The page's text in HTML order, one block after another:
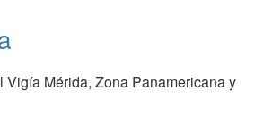
Vigía Mérida, Zona Panamericana y